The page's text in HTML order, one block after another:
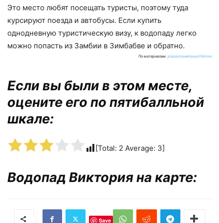
Это место любят посещать туристы, поэтому туда
курсируют поезда и автобусы. Если купить
однодневную туристическую визу, к водопаду легко
можно попасть из Замбии в Зимбабве и обратно.
По материалам: placestoseeinyourlifetime
Если вы были в этом месте,
оцените его по пятибалльной
шкале:
[Total: 2 Average: 3]
Водопад Виктория на карте:
Save